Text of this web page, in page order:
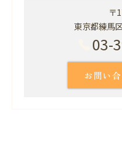
〒
東京都練馬
03-
お問い